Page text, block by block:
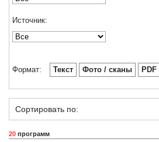
Источник:
Формат: Текст Фото / сканы PDF
Сортировать по:
20 программ